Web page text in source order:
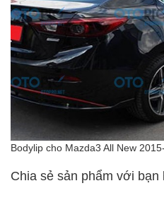
Bodylip cho Mazda3 All New
Chia sẻ sản phẩm với bạn